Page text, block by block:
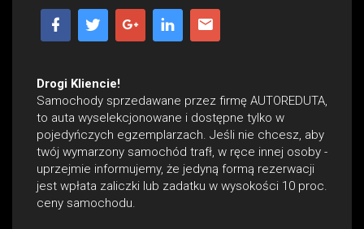
Drogi Kliencie!
Samochody sprzedawane przez firmę AUTOREDUTA,
to auta wyselekcjonowane i dostępne tylko w
pojedyńczych egzemplarzach. Jeśli nie chcesz, aby
twój wymarzony samochód trafł‚ w ręce innej osoby -
uprzejmie informujemy, że jedyną formą rezerwacji
jest wpłata zaliczki lub zadatku w wysokości 10 proc.
ceny samochodu.